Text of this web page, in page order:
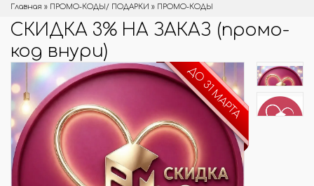
Главная » ПРОМО-КОДЫ/ ПОДАРКИ » ПРОМО-КОДЫ
СКИДКА 3% НА ЗАКАЗ (промо-
код внури)
ДО 31 МАРТА